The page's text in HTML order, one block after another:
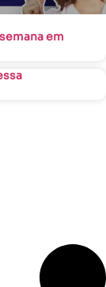
em